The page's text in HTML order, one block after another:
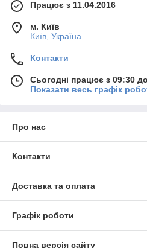
Працює з 11.04.2016
м. Київ
Київ, Україна
Контакти
Сьогодні працює з 09:30
Показати весь графік
Про нас
Контакти
Доставка та оплата
Графік роботи
Повна версія сайту